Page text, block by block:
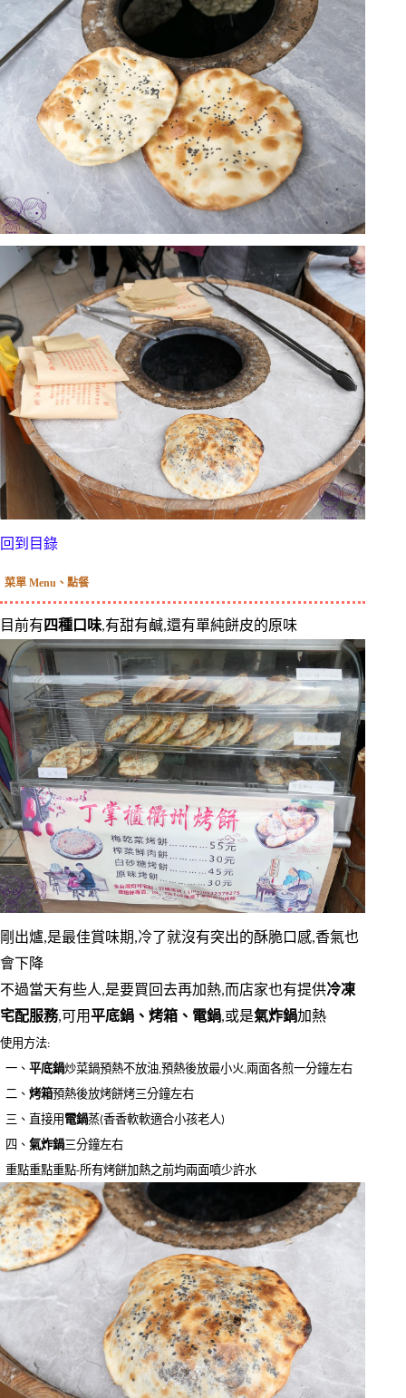
回到目錄
菜單 Menu、點餐
目前有 四種口味,有甜有鹹,還有單純餅皮的原味
剛出爐,是最佳賞味期,冷了就沒有突出的酥脆口感,香氣也
會下降
不過當天有些人,是要買回去再加熱,而店家也有提供冷凍
宅配服務,可用平底鍋、烤箱、電鍋,或是氣炸鍋加熱
使用方法:
一、 平底鍋炒菜鍋預熱不放油,預熱後放最小火,兩面各煎一分鐘左右
二、 烤箱預熱後放烤餅烤三分鐘左右
三、直接用 電鍋蒸(香香軟軟適合小孩老人)
四、 氣炸鍋三分鐘左右
重點重點重點-所有烤餅加熱之前均兩面噴少許水